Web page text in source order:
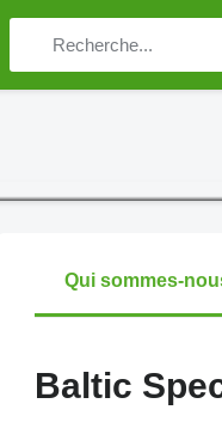
Qui sommes-
Baltic